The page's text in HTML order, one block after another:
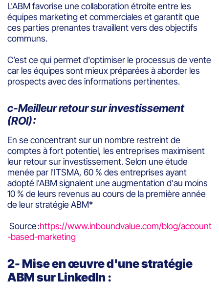
L'ABM favorise une collaboration étroite entre les
équipes marketing et commerciales et garantit que
ces parties prenantes travaillent vers des objectifs
communs.
C’est ce qui permet d'optimiser le processus de vente
car les équipes sont mieux préparées à aborder les
prospects avec des informations pertinentes.
c-Meilleur retour sur investissement
(ROI) :
En se concentrant sur un nombre restreint de
comptes à fort potentiel, les entreprises maximisent
leur retour sur investissement. Selon une étude
menée par l'ITSMA, 60 % des entreprises ayant
adopté l'ABM signalent une augmentation d'au moins
10 % de leurs revenus au cours de la première année
de leur stratégie ABM*
Source :https://www.inboundvalue.com/blog/account
-based-marketing
2- Mise en œuvre d'une stratégie
ABM sur LinkedIn :